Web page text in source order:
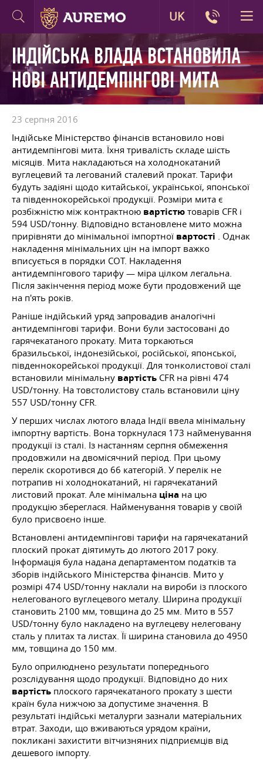
ІНДІЙСЬКА ВЛАДА ВСТАНОВИЛА
НОВІ АНТИДЕМПІНГОВІ МИТА
23 серпня 2016
Індійське Міністерство фінансів встановило нові
антидемпінгові мита. Їхня тривалість складе шість
місяців. Мита накладаються на холоднокатаний
вуглецевий та легований сталевий прокат. Тарифи
будуть задіяні щодо китайської, української, японської
та південнокорейської продукції. Розміри мита є
розбіжністю між контрактною вартістю товарів CFR і
594 USD/тонну. Відповідно встановлене мито можна
прирівняти до мінімальної імпортної вартості . Однак
накладення мінімальних цін на імпорт важко
вписується в порядки СОТ. Накладення
антидемпінгового тарифу — міра цілком легальна.
Після закінчення період може бути продовжений ще
на п'ять років.
Раніше індійський уряд запровадив аналогічні
антидемпінгові тарифи. Вони були застосовані до
гарячекатаного прокату. Мита торкаються
бразильської, індонезійської, російської, японської,
південнокорейської продукції. Для тонколистової сталі
встановили мінімальну вартість CFR на рівні 474
USD/тонну. На товстолистову сталь встановили ціну
557 USD/тонну CFR.
У перших числах лютого влада Індії ввела мінімальну
імпортну вартість. Вона торкнулася 173 найменування
продукції із сталі. Із настанням серпня обмеження
продовжили на двомісячний період. При цьому
перелік скоротився до 66 категорій. У перелік не
потрапив ні холоднокатаний, ні гарячекатаний
листовий прокат. Але мінімальна ціна на цю
продукцію збереглася. Найменування товарів у своїй
було присвоєно інше.
Встановлені антидемпінгові тарифи на гарячекатаний
плоский прокат діятимуть до лютого 2017 року.
Інформація була надана департаментом податків та
зборів індійського Міністерства фінансів. Мито у
розмірі 474 USD/тонну наклали на вироби із плоского
нелегованого вуглецевого металу. Ширина продукції
становить 2100 мм, товщина до 25 мм. Мито в 557
USD/тонну було накладено на вуглецеву нелеговану
сталь у плитах та листах. Її ширина становила до 4950
мм, товщина до 150 мм.
Було оприлюднено результати попереднього
розслідування щодо продукції. Відповідно до них
вартість плоского гарячекатаного прокату з шести
країн була нижчою за допустиме значення. В
результаті індійські металурги зазнали матеріальних
втрат. Заходи, що вживаються урядом країни,
покликані захистити вітчизняних підприємців від
дешевого імпорту.
UK